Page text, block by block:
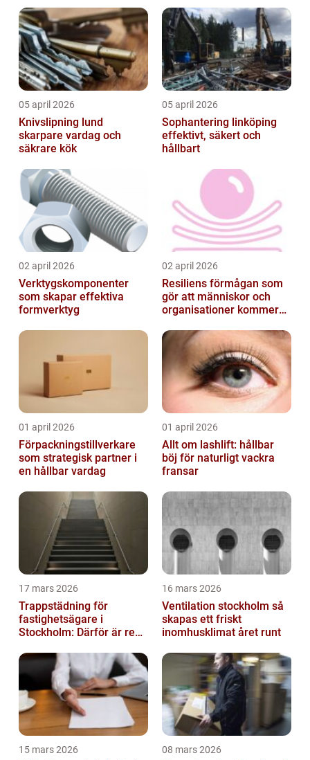
05 april 2026
Knivslipning lund
skarpare vardag och
säkrare kök
05 april 2026
Sophantering linköping
effektivt, säkert och
hållbart
02 april 2026
Verktygskomponenter
som skapar effektiva
formverktyg
02 april 2026
Resiliens förmågan som
gör att människor och
organisationer kommer
01 april 2026
Förpackningstillverkare
som strategisk partner i
en hållbar vardag
01 april 2026
Allt om lashlift: hållbar
böj för naturligt vackra
fransar
17 mars 2026
Trappstädning för
fastighetsägare i
Stockholm: Därför är rena
investering
16 mars 2026
Ventilation stockholm så
skapas ett friskt
inomhusklimat året runt
15 mars 2026 08 mars 2026